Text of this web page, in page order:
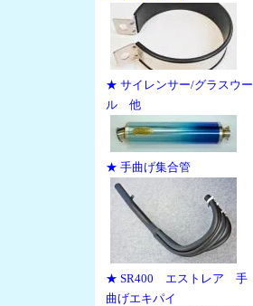
★ サイレンサー/グラスウー
ル 他
★ 手曲げ集合管
★ SR400 エストレア 手
曲げエキパイ